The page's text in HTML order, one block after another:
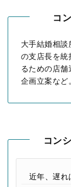
コ
大手結婚相談
の支店長を統
るための店
企画立案など
コン
近年、遅れ